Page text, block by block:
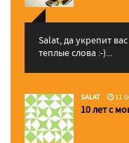
Salat, да укрепит
теплые слова :-)...
SALAT
10 лет с